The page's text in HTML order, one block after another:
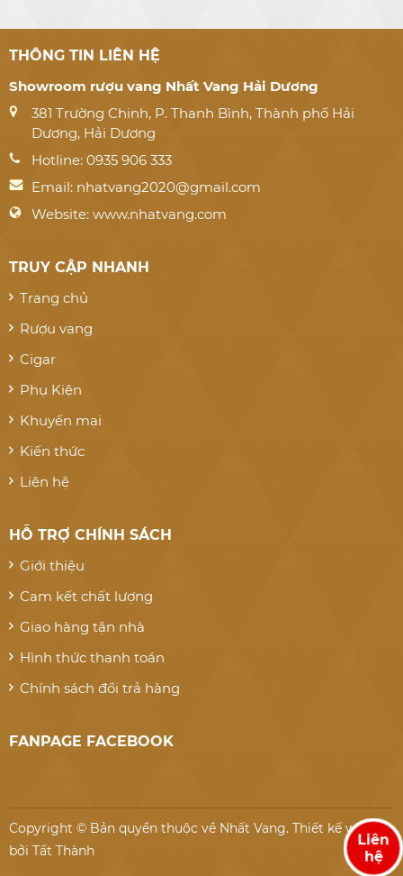
THÔNG TIN LIÊN HỆ
Showroom rượu vang Nhất Vang Hải Dương
381 Trường Chinh, P. Thanh Bình, Thành phố Hải
Dương, Hải Dương
Hotline: 0935 906 333
Email: nhatvang2020@gmail.com
Website: www.nhatvang.com
TRUY CẬP NHANH
Trang chủ
Rượu vang
Cigar
Phụ Kiện
Khuyến mại
Kiến thức
Liên hệ
HỖ TRỢ CHÍNH SÁCH
Giới thiệu
Cam kết chất lượng
Giao hàng tận nhà
Hình thức thanh toán
Chính sách đổi trả hàng
FANPAGE FACEBOOK
Copyright © Bản quyền thuộc về Nhất Vang. Thiết kế website
bởi Tất Thành
Liên
hệ